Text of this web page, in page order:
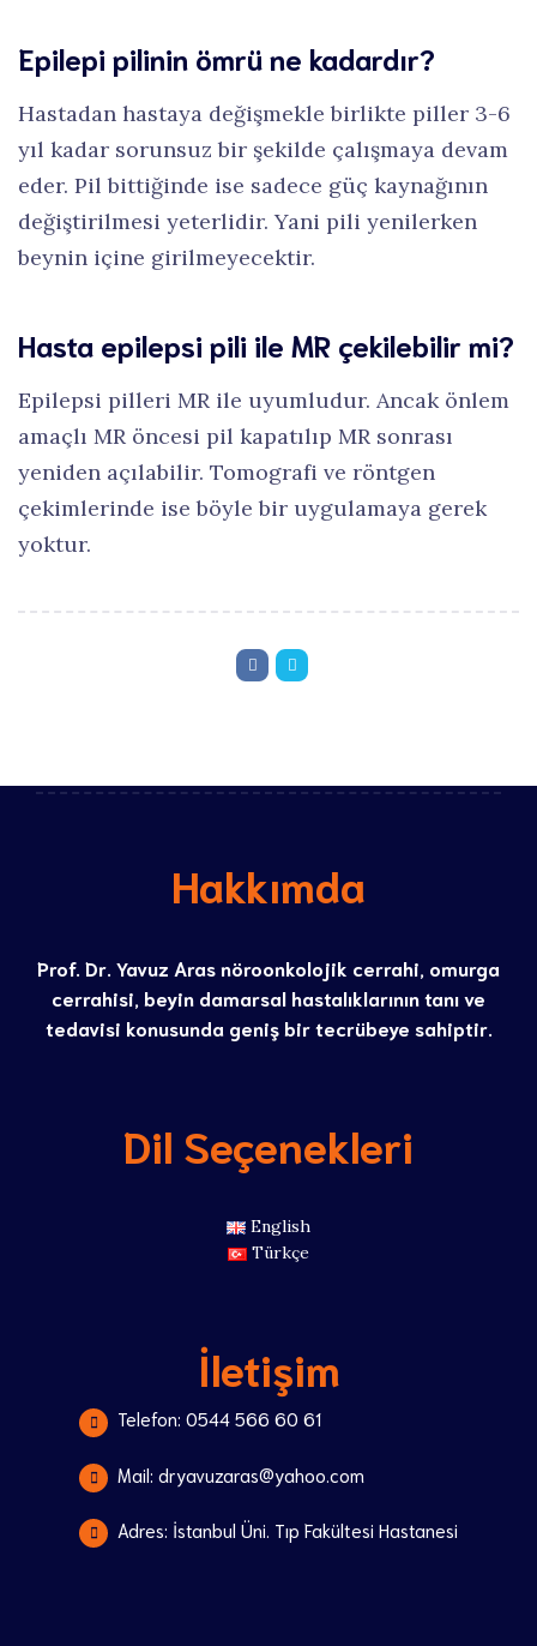
Epilepi pilinin ömrü ne kadardır?
Hastadan hastaya değişmekle birlikte piller 3-6
yıl kadar sorunsuz bir şekilde çalışmaya devam
eder. Pil bittiğinde ise sadece güç kaynağının
değiştirilmesi yeterlidir. Yani pili yenilerken
beynin içine girilmeyecektir.
Hasta epilepsi pili ile MR çekilebilir mi?
Epilepsi pilleri MR ile uyumludur. Ancak önlem
amaçlı MR öncesi pil kapatılıp MR sonrası
yeniden açılabilir. Tomografi ve röntgen
çekimlerinde ise böyle bir uygulamaya gerek
yoktur.
Hakkımda
Prof. Dr. Yavuz Aras nöroonkolojik cerrahi, omurga
cerrahisi, beyin damarsal hastalıklarının tanı ve
tedavisi konusunda geniş bir tecrübeye sahiptir.
Dil Seçenekleri
English
Türkçe
İletişim
Telefon: 0544 566 60 61
Mail: dryavuzaras@yahoo.com
Adres: İstanbul Üni. Tıp Fakültesi Hastanesi